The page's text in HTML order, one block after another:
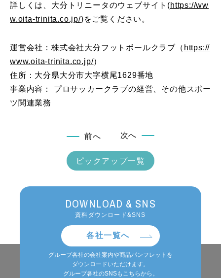
詳しくは、大分トリニータのウェブサイト(https://ww
w.oita-trinita.co.jp/)をご覧ください。
運営会社：株式会社大分フットボールクラブ（ https://
www.oita-trinita.co.jp/）
住所：大分県大分市大字横尾1629番地
事業内容： プロサッカークラブの経営、その他スポー
ツ関連業務
前へ
ピックアップ一覧
次へ
DOWNLOAD & SNS
資料ダウンロード&SNS
各社一覧へ
グループ各社の会社案内や商品パンフレットを
ダウンロードいただけます。
グループ各社のSNSもこちらから。